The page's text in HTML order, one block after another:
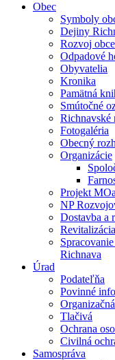
Obec
Symboly
Dejiny
Rozvoj obce
Odpadové
Obyvatelia
Kronika
Pamätná
Smútočné
Richnavské
Fotogaléria
Obecný
Organizácie
Projekt
NP
Dostavba a
Richnava
Úrad
Podateľňa
Povinné
Tlačivá
Ochrana
Civilná
Samospráva